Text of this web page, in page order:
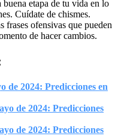
etapa de tu vida en lo
Cuídate de chismes.
frases ofensivas que pueden
de hacer cambios.
de 2024: Predicciones en
de 2024: Predicciones
de 2024: Predicciones